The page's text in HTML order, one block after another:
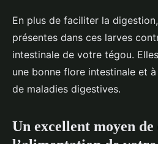
En plus de faciliter la
présentes dans ces larves
intestinale de votre tégou.
une bonne flore intestinale et
de maladies digestives.
Un excellent moyen